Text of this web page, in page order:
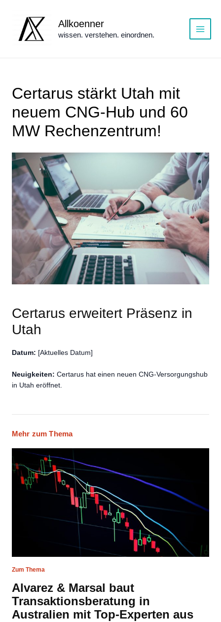
springen
Allkoenner
wissen. verstehen. einordnen.
Main
Certarus stärkt Utah mit
neuem CNG-Hub und 60
MW Rechenzentrum!
Certarus erweitert Präsenz in
Utah
Datum: [Aktuelles Datum]
Neuigkeiten: Certarus hat einen neuen CNG-Versorgungshub
in Utah eröffnet.
Mehr zum Thema
Zum Thema
Alvarez & Marsal baut
Transaktionsberatung in
Australien mit Top-Experten aus